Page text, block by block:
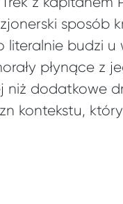
sposób
literalnie budzi
płynące z
niż dodatkowe
kontekstu,